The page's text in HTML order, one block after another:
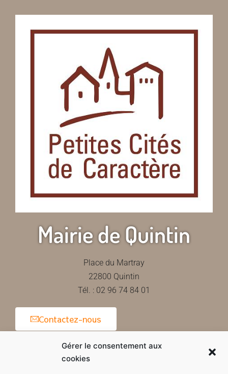
Gérer le consentement aux
cookies
Mairie de Quintin
Place du Martray
22800 Quintin
Tél. : 02 96 74 84 01
Contactez-nous